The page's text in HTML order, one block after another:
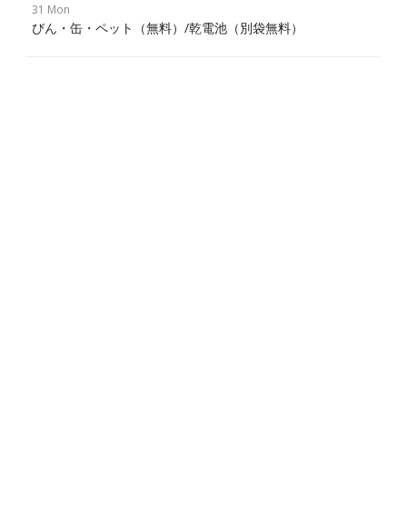
31 Mon
びん・缶・ペット（無料）/乾電池（別袋無料）